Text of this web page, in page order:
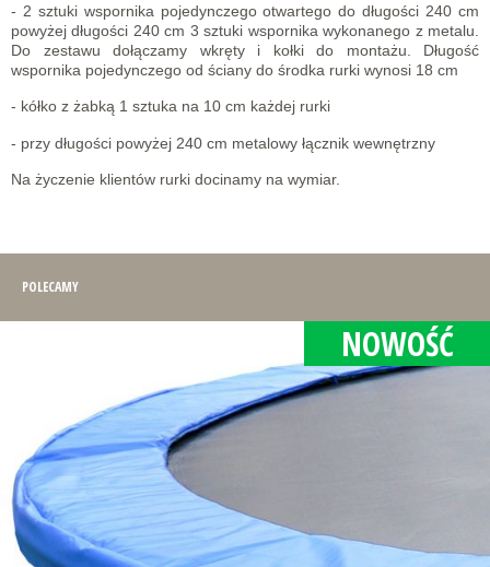
- 2 sztuki wspornika pojedynczego otwartego do długości 240 cm
powyżej długości 240 cm 3 sztuki wspornika wykonanego z metalu.
Do zestawu dołączamy wkręty i kołki do montażu. Długość
wspornika pojedynczego od ściany do środka rurki wynosi 18 cm
- kółko z żabką 1 sztuka na 10 cm każdej rurki
- przy długości powyżej 240 cm metalowy łącznik wewnętrzny
Na życzenie klientów rurki docinamy na wymiar.
POLECAMY
NOWOŚĆ